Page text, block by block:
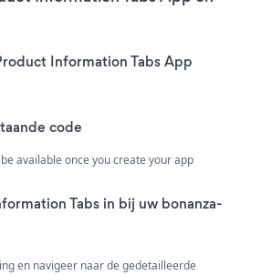
Information Tabs App
code
available once you create your app
Tabs in bij uw bonanza-
en navigeer naar de gedetailleerde